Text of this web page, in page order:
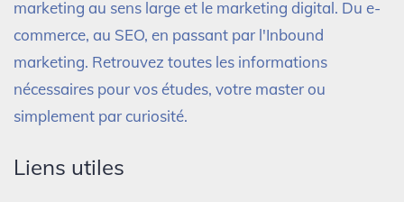
marketing au sens large et le marketing digital. Du e-
commerce, au SEO, en passant par l'Inbound
marketing. Retrouvez toutes les informations
nécessaires pour vos études, votre master ou
simplement par curiosité.
Liens utiles